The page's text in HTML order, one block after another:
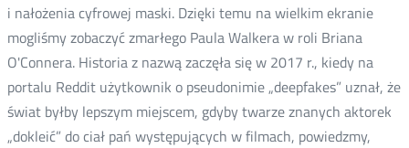
i nałożenia cyfrowej maski. Dzięki temu na wielkim ekranie
mogliśmy zobaczyć zmarłego Paula Walkera w roli Briana
O'Connera. Historia z nazwą zaczęła się w 2017 r., kiedy na
portalu Reddit użytkownik o pseudonimie „deepfakes” uznał, że
świat byłby lepszym miejscem, gdyby twarze znanych aktorek
„dokleić” do ciał pań występujących w filmach, powiedzmy,